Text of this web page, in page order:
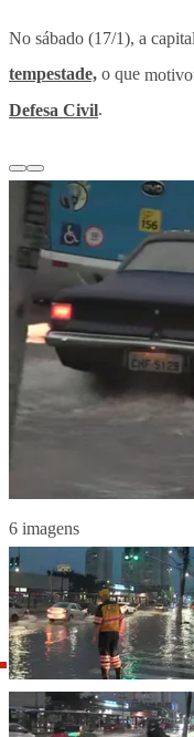
No sábado (17/1), a
tempestade, o que
Defesa Civil.
6 imagens